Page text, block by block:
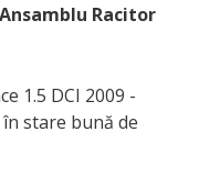
Racitor
1.5 DCI 2009 -
stare bună de